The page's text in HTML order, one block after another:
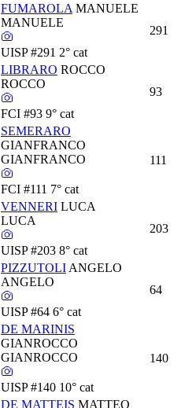
FUMAROLA MANUELE
MANUELE
UISP #291 2° cat
291
LIBRARO ROCCO
ROCCO
FCI #93 9° cat
93
SEMERARO
GIANFRANCO
GIANFRANCO
FCI #111 7° cat
111
VENNERI LUCA
LUCA
UISP #203 8° cat
203
PIZZUTOLI ANGELO
ANGELO
UISP #64 6° cat
64
DE MARINIS
GIANROCCO
GIANROCCO
UISP #140 10° cat
140
DE MATTEIS MATTEO